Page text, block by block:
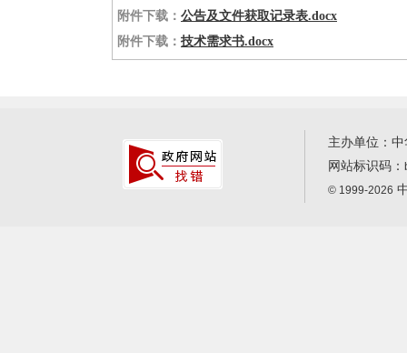
附件下载： 公告及文件获取记录表.docx
附件下载： 技术需求书.docx
主办单位：
网站标识码：
© 1999-2026